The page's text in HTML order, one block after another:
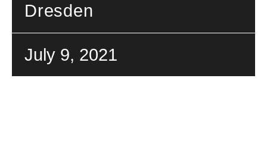
Dresden
July 9, 2021